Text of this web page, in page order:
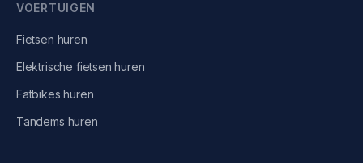
VOERTUIGEN
Fietsen huren
Elektrische fietsen huren
Fatbikes huren
Tandems huren